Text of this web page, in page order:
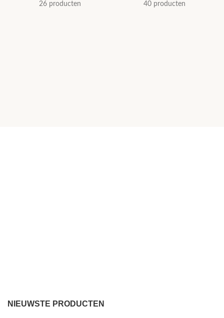
26 producten 40 producten
NIEUWSTE PRODUCTEN